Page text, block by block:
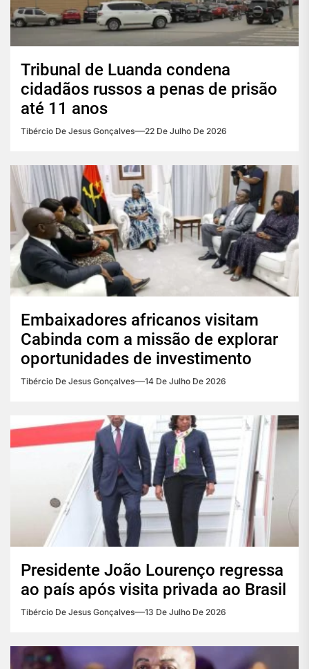
Tribunal de Luanda condena
cidadãos russos a penas de prisão
até 11 anos
Tibércio De Jesus Gonçalves 22 De Julho De 2026
Embaixadores africanos visitam
Cabinda com a missão de explorar
oportunidades de investimento
Tibércio De Jesus Gonçalves 14 De Julho De 2026
Presidente João Lourenço regressa
ao país após visita privada ao Brasil
Tibércio De Jesus Gonçalves 13 De Julho De 2026